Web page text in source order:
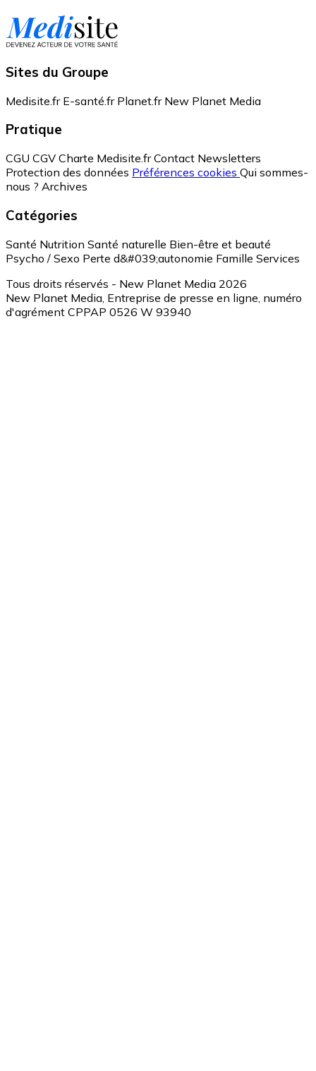
Sites du Groupe
Medisite.fr E-santé.fr Planet.fr New Planet Media
Pratique
CGU CGV Charte Medisite.fr Contact Newsletters
Protection des données Préférences cookies Qui sommes-
nous ? Archives
Catégories
Santé Nutrition Santé naturelle Bien-être et beauté
Psycho / Sexo Perte d&#039;autonomie Famille Services
Tous droits réservés - New Planet Media 2026
New Planet Media, Entreprise de presse en ligne, numéro
d'agrément CPPAP 0526 W 93940